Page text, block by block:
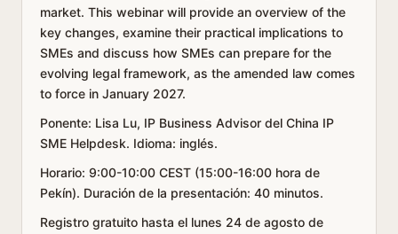
market. This webinar will provide an overview of the
key changes, examine their practical implications to
SMEs and discuss how SMEs can prepare for the
evolving legal framework, as the amended law comes
to force in January 2027.
Ponente: Lisa Lu, IP Business Advisor del China IP
SME Helpdesk. Idioma: inglés.
Horario: 9:00-10:00 CEST (15:00-16:00 hora de
Pekín). Duración de la presentación: 40 minutos.
Registro gratuito hasta el lunes 24 de agosto de